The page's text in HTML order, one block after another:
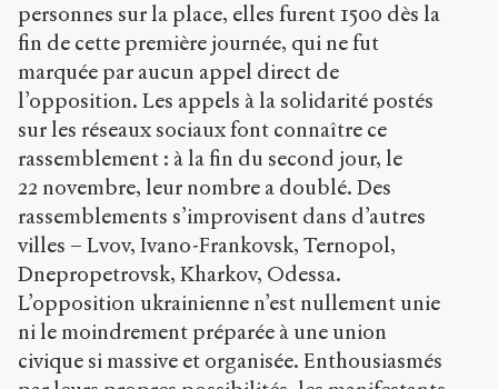
personnes sur la place, elles furent 1500 dès la
fin de cette première journée, qui ne fut
marquée par aucun appel direct de
l’opposition. Les appels à la solidarité postés
sur les réseaux sociaux font connaître ce
rassemblement : à la fin du second jour, le
22 novembre, leur nombre a doublé. Des
rassemblements s’improvisent dans d’autres
villes – Lvov, Ivano-Frankovsk, Ternopol,
Dnepropetrovsk, Kharkov, Odessa.
L’opposition ukrainienne n’est nullement unie
ni le moindrement préparée à une union
civique si massive et organisée. Enthousiasmés